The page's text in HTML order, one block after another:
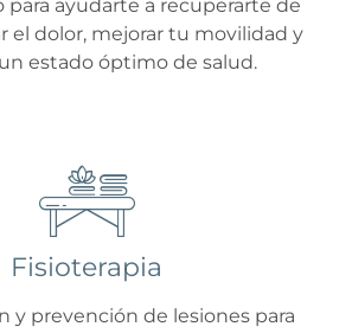
para ayudarte a recuperarte de
el dolor, mejorar tu movilidad y
estado óptimo de salud.
Fisioterapia
y prevención de lesiones para